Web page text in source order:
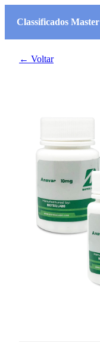
Classificados Master
← Voltar